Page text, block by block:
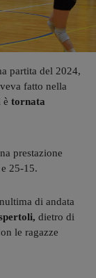
partita del 2024,
fatto nella
è tornata
prestazione
25-15.
di andata
dietro di
le ragazze